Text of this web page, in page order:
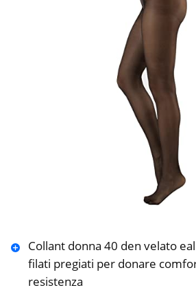
Collant donna 40 den velato
filati pregiati per donare
resistenza